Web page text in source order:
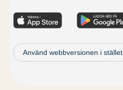
Använd webbversionen i stället